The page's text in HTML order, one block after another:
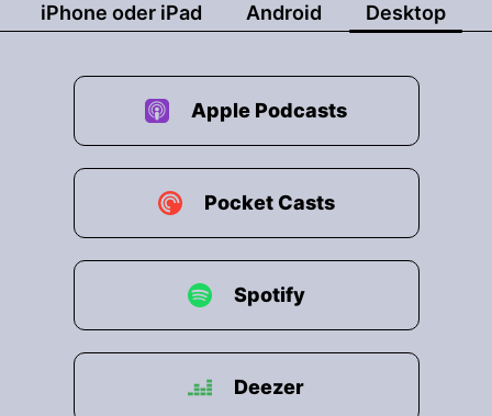
oder Ängste, Anxiety hat sich von sieben auf
sich überlegen mit fünf Komma sechs Milliarden
Minuten im Durchschnitt auf Social Media
die um forty-fünf Prozent gestiegen ist
beschäftigen wir uns damit, sorgen Social
iPhone oder iPad Android Desktop
Apple Podcasts
Pocket Casts
Spotify
Deezer